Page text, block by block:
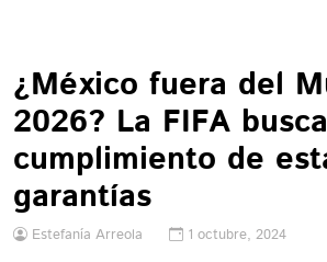
¿México fuera del
2026? La FIFA
cumplimiento de
garantías
Estefanía Arreola 1 octubre, 2024